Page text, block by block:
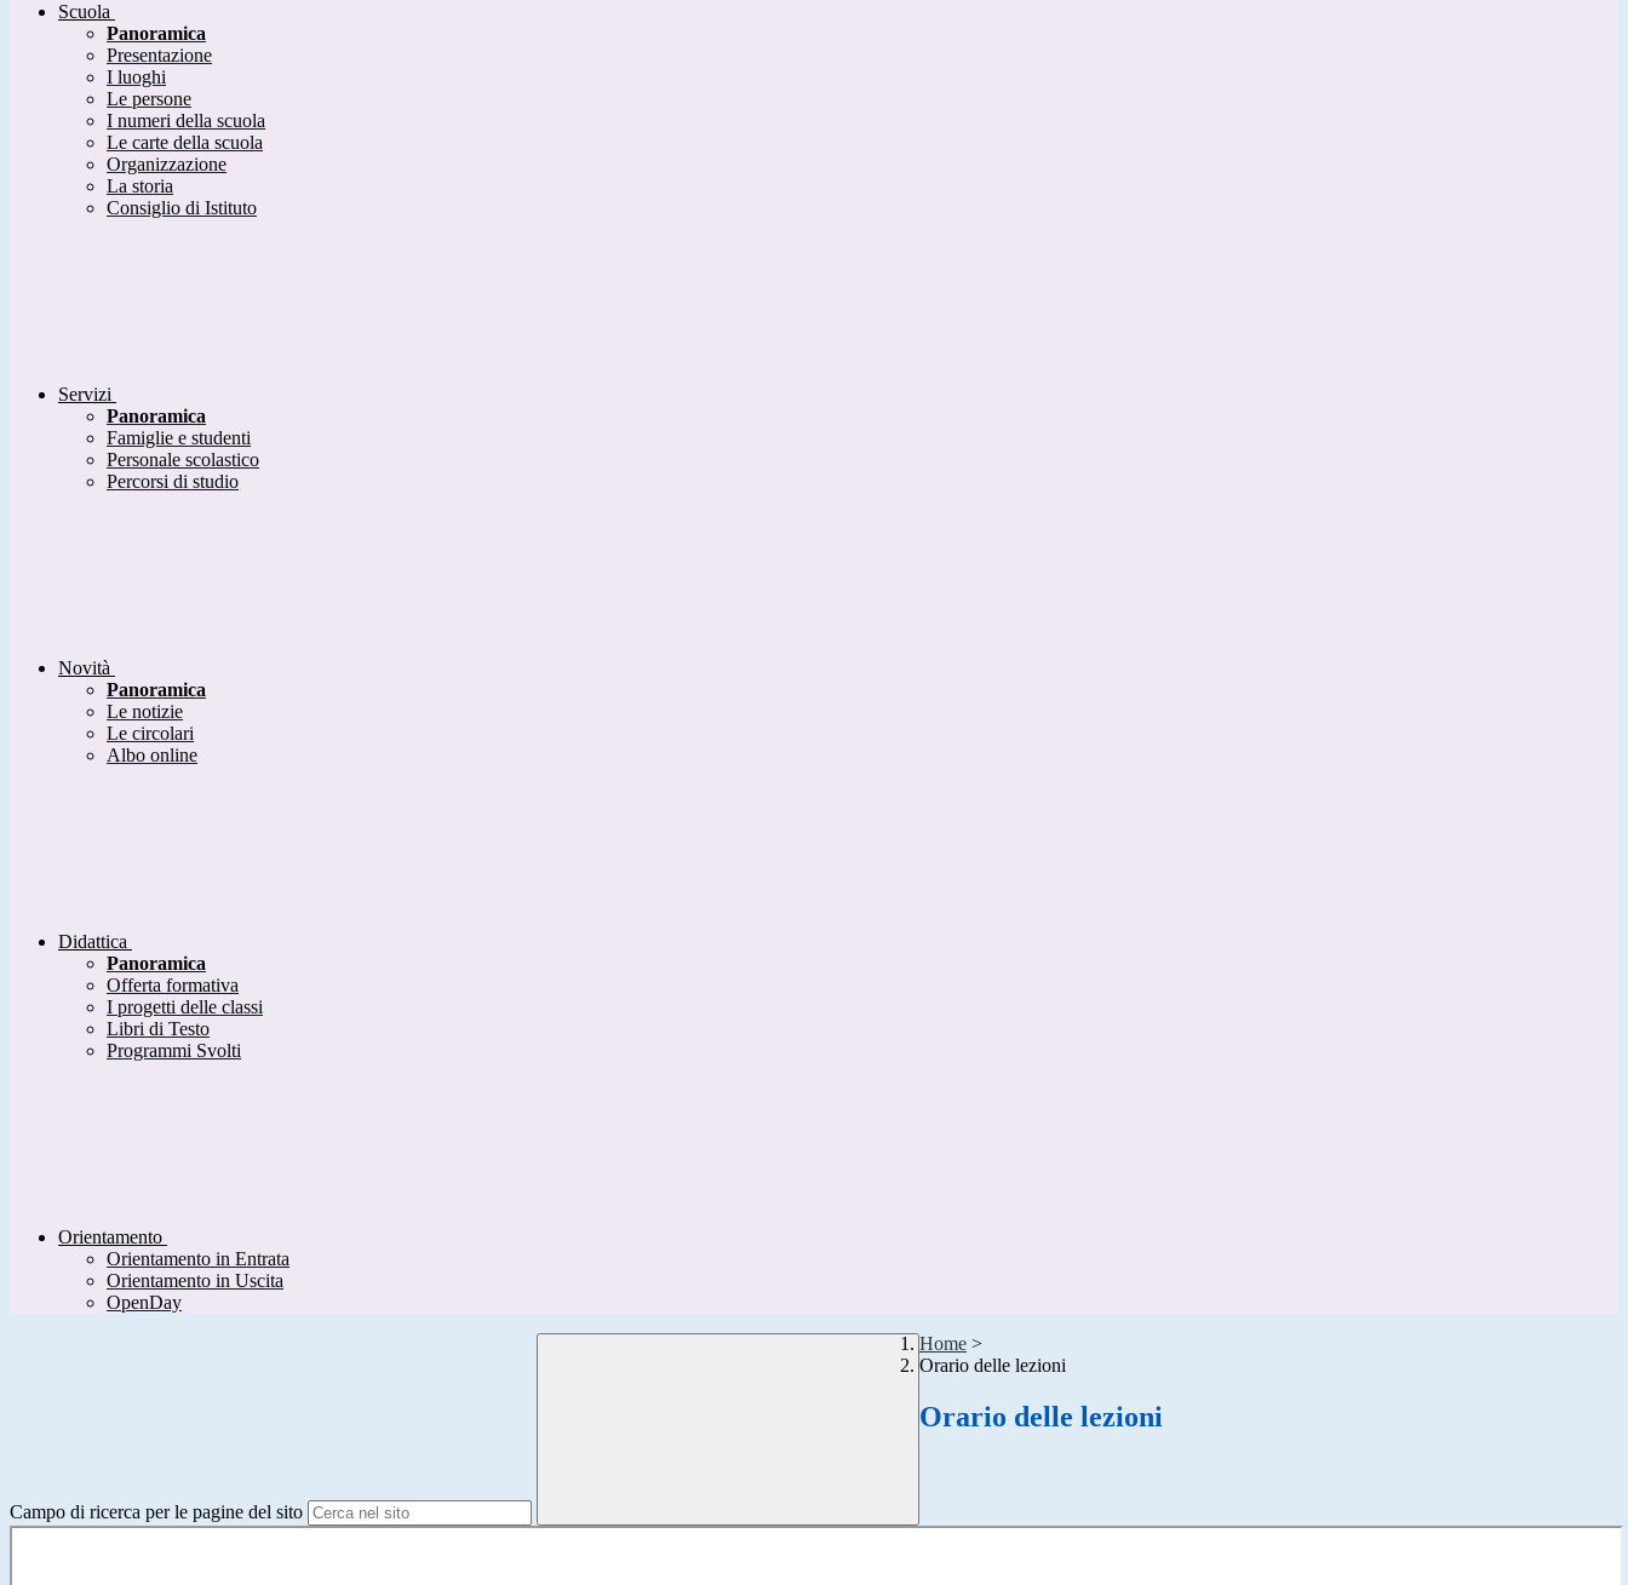
Scuola
Panoramica
Presentazione
I luoghi
Le persone
I numeri della scuola
Le carte della scuola
Organizzazione
La storia
Consiglio di Istituto
Servizi
Panoramica
Famiglie e studenti
Personale scolastico
Percorsi di studio
Novità
Panoramica
Le notizie
Le circolari
Albo online
Didattica
Panoramica
Offerta formativa
I progetti delle classi
Libri di Testo
Programmi Svolti
Orientamento
Orientamento in Entrata
Orientamento in Uscita
OpenDay
Campo di ricerca per le pagine del sito
Home >
Orario delle lezioni
Orario delle lezioni